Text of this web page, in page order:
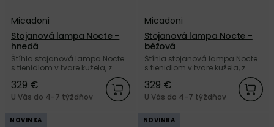
Micadoni
Stojanová lampa Nocte –
hnedá
Štíhla stojanová lampa Nocte
s tienidlom v tvare kužela, z
kvalitného matne lakovaného
kovu hnedej farby od značky
Micadoni.
329 €
U Vás do 4-7 týždňov
Micadoni
Stojanová lampa Nocte –
béžová
Štíhla stojanová lampa Nocte
s tienidlom v tvare kužela, z
kvalitného matne lakovaného
kovu béžovej farby od značky
Micadoni.
329 €
U Vás do 4-7 týždňov
NOVINKA NOVINKA